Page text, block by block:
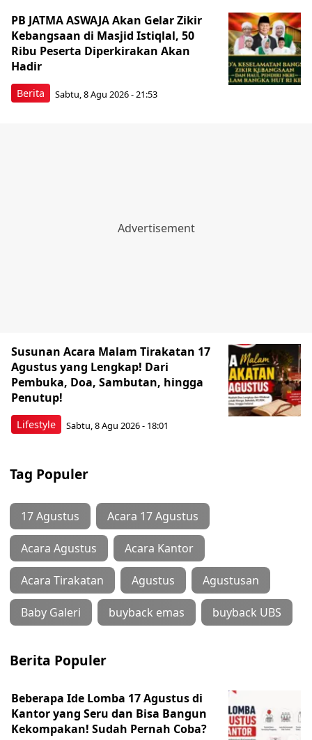
Berita
PB JATMA ASWAJA Akan Gelar Zikir
Kebangsaan di Masjid Istiqlal, 50
Ribu Peserta Diperkirakan Akan
Hadir
Sabtu, 8 Agu 2026 - 21:53
Lifestyle
Susunan Acara Malam Tirakatan 17
Agustus yang Lengkap! Dari
Pembuka, Doa, Sambutan, hingga
Penutup!
Sabtu, 8 Agu 2026 - 18:01
Tag Populer
17 Agustus Acara 17 Agustus
Acara Agustus Acara Kantor
Acara Tirakatan Agustus Agustusan
Baby Galeri buyback emas buyback UBS
Berita Populer
Beberapa Ide Lomba 17 Agustus di
Kantor yang Seru dan Bisa Bangun
Kekompakan! Sudah Pernah Coba?